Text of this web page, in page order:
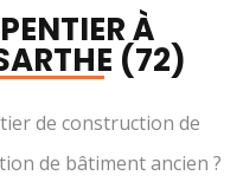
À
(72)
de construction de
de bâtiment ancien ?